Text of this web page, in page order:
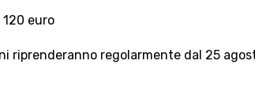
euro
riprenderanno regolarmente dal 25